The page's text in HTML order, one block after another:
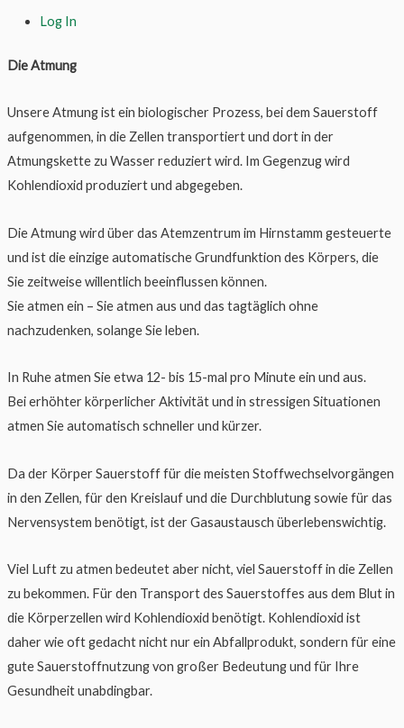
Log In
Die Atmung
Unsere Atmung ist ein biologischer Prozess, bei dem Sauerstoff
aufgenommen, in die Zellen transportiert und dort in der
Atmungskette zu Wasser reduziert wird. Im Gegenzug wird
Kohlendioxid produziert und abgegeben.
Die Atmung wird über das Atemzentrum im Hirnstamm gesteuerte
und ist die einzige automatische Grundfunktion des Körpers, die
Sie zeitweise willentlich beeinflussen können.
Sie atmen ein – Sie atmen aus und das tagtäglich ohne
nachzudenken, solange Sie leben.
In Ruhe atmen Sie etwa 12- bis 15-mal pro Minute ein und aus.
Bei erhöhter körperlicher Aktivität und in stressigen Situationen
atmen Sie automatisch schneller und kürzer.
Da der Körper Sauerstoff für die meisten Stoffwechselvorgängen
in den Zellen, für den Kreislauf und die Durchblutung sowie für das
Nervensystem benötigt, ist der Gasaustausch überlebenswichtig.
Viel Luft zu atmen bedeutet aber nicht, viel Sauerstoff in die Zellen
zu bekommen. Für den Transport des Sauerstoffes aus dem Blut in
die Körperzellen wird Kohlendioxid benötigt. Kohlendioxid ist
daher wie oft gedacht nicht nur ein Abfallprodukt, sondern für eine
gute Sauerstoffnutzung von großer Bedeutung und für Ihre
Gesundheit unabdingbar.